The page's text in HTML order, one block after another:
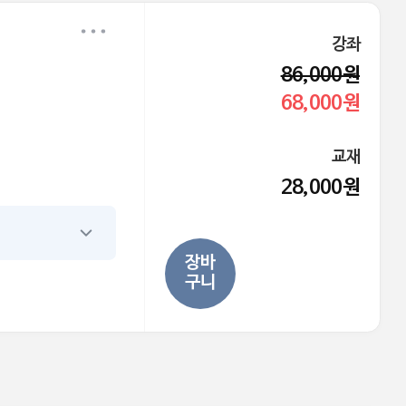
강좌
86,000원
68,000원
교재
28,000원
장바
구니